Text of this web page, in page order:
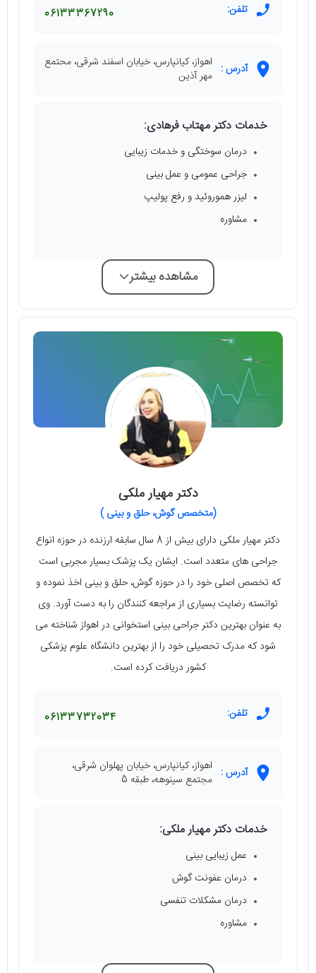
تلفن: 06133367290
آدرس : اهواز، کیانپارس، خیابان اسفند شرقی، محتمع
مهر آذین
خدمات دکتر مهتاب فرهادی:
درمان سوختگی و خدمات زیبایی
جراحی عمومی و عمل بینی
لیزر هموروئید و رفع پولیپ
مشاوره
مشاهده بیشتر
دکتر مهیار ملکی
(متخصص گوش، حلق و بینی )
دکتر مهیار ملکی دارای بیش از 8 سال سابقه‌ ارزنده در حوزه‌ انواع
جراحی‌ های متعدد است. ایشان یک پزشک بسیار مجربی است
که تخصص اصلی خود را در حوزه‌ گوش، حلق و بینی اخذ نموده و
توانسته رضایت بسیاری از مراجعه کنندگان را به دست آورد. وی
به عنوان بهترین دکتر جراحی بینی استخوانی در اهواز شناخته می‌
شود که مدرک تحصیلی خود را از بهترین دانشگاه علوم پزشکی
کشور دریافت کرده است.
تلفن: 06133732034
آدرس : اهواز، کیانپارس، خیابان پهلوان شرقی،
مجتمع سینوهه، طبقه 5
خدمات دکتر مهیار ملکی:
عمل زیبایی بینی
درمان عفونت گوش
درمان مشکلات تنفسی
مشاوره